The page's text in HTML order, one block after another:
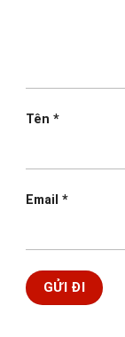
Tên *
Email *